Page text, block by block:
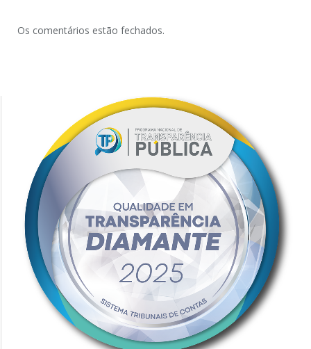
Os comentários estão fechados.